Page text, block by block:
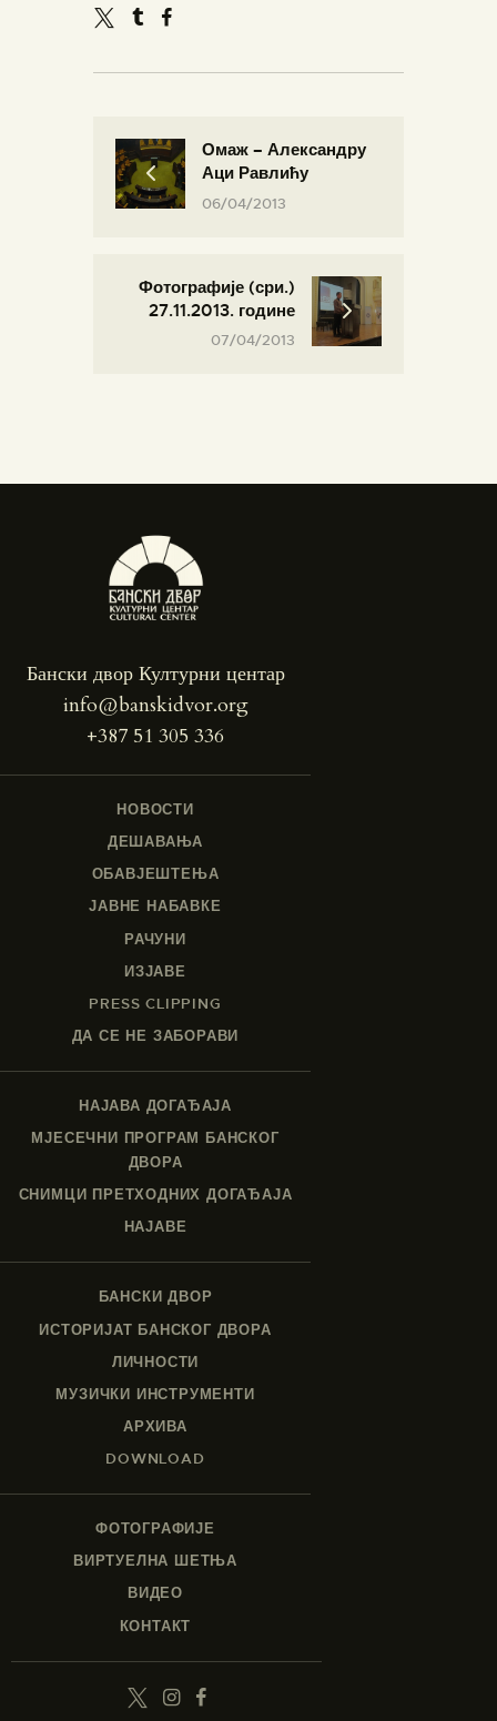
Омаж – Александру
Аци Равлићу
06/04/2013
Фотографије (сри.)
27.11.2013. године
07/04/2013
Бански двор Културни центар
info@banskidvor.org
+387 51 305 336
НОВОСТИ
ДЕШАВАЊА
ОБАВЈЕШТЕЊА
ЈАВНЕ НАБАВКЕ
РАЧУНИ
ИЗЈАВЕ
PRESS CLIPPING
ДА СЕ НЕ ЗАБОРАВИ
НАЈАВА ДОГАЂАЈА
МЈЕСЕЧНИ ПРОГРАМ БАНСКОГ
ДВОРА
СНИМЦИ ПРЕТХОДНИХ ДОГАЂАЈА
НАЈАВЕ
БАНСКИ ДВОР
ИСТОРИЈАТ БАНСКОГ ДВОРА
ЛИЧНОСТИ
МУЗИЧКИ ИНСТРУМЕНТИ
АРХИВА
DOWNLOAD
ФОТОГРАФИЈЕ
ВИРТУЕЛНА ШЕТЊА
ВИДЕО
КОНТАКТ